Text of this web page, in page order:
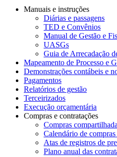
Manuais e instruções
Diárias e passagens
TED e Convênios
Manual de Gestão e
UASGs
Guia de Arrecadação
Mapeamento de Processo e
Demonstrações contábeis e
Pagamentos
Relatórios de gestão
Terceirizados
Execução orçamentária
Compras e contratações
Compras
Calendário de
Atas de registros de
Plano anual das